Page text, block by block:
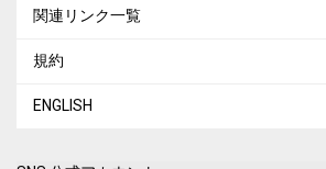
関連リンク一覧
規約
ENGLISH